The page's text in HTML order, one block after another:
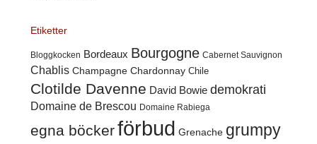
Etiketter
Bloggkocken Bordeaux Bourgogne Cabernet Sauvignon
Chablis Champagne Chardonnay Chile
Clotilde Davenne David Bowie demokrati
Domaine de Brescou Domaine Rabiega
egna böckerförbud Grenache grumpy